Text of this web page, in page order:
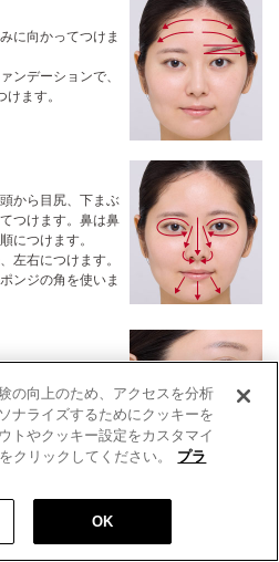
に向かってつけま
ンデーションで、
ます。
から目尻、下まぶ
つけます。鼻は鼻
につけます。
左右につけます。
ンジの角を使いま
で、フェースライ
プスポンジ詳細へ
トに入れる
の向上のため、アクセスを分析
ナライズするためにクッキーを
トやクッキー設定をカスタマイ
クリックしてください。
プラ
OK